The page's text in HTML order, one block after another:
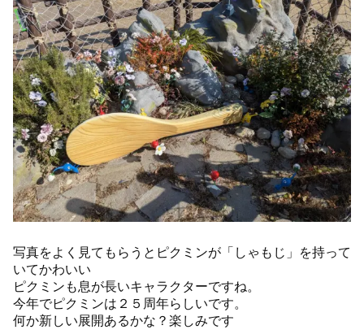
写真をよく見てもらうとピクミンが「しゃもじ」を持って
いてかわいい
ピクミンも息が長いキャラクターですね。
今年でピクミンは２５周年らしいです。
何か新しい展開あるかな？楽しみです